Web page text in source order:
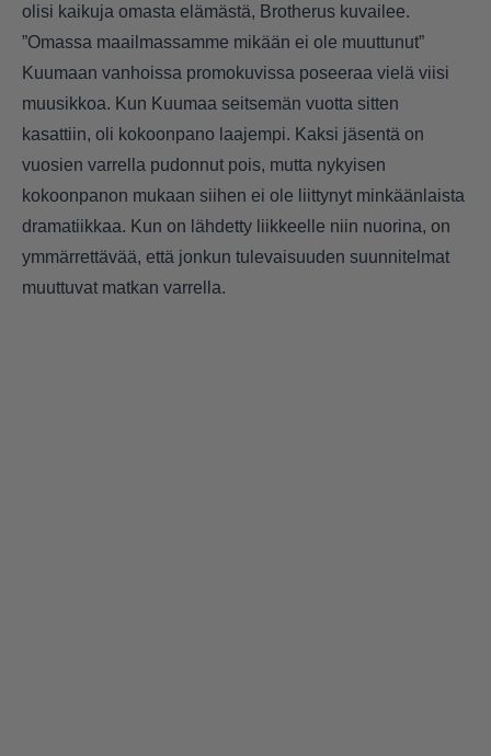
olisi kaikuja omasta elämästä, Brotherus kuvailee.
”Omassa maailmassamme mikään ei ole muuttunut”
Kuumaan vanhoissa promokuvissa poseeraa vielä viisi
muusikkoa. Kun Kuumaa seitsemän vuotta sitten
kasattiin, oli kokoonpano laajempi. Kaksi jäsentä on
vuosien varrella pudonnut pois, mutta nykyisen
kokoonpanon mukaan siihen ei ole liittynyt minkäänlaista
dramatiikkaa. Kun on lähdetty liikkeelle niin nuorina, on
ymmärrettävää, että jonkun tulevaisuuden suunnitelmat
muuttuvat matkan varrella.